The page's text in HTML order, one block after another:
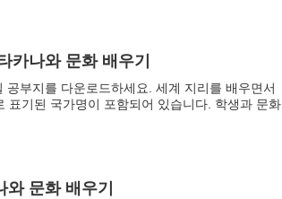
카나와 문화 배우기
부지를 다운로드하세요. 세계 지리를 배우면서
표기된 국가명이 포함되어 있습니다. 학생과 문화
문화 배우기